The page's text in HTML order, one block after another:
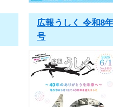
広報うしく 令和8
号